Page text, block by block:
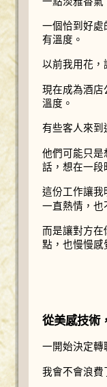
一個恰到好處
有溫度。
以前我用花，
現在成為酒店
溫度。
有些客人來到
他們可能只是
話，想在一段
這份工作讓我
一直熱情，也
而是讓對方在
點，也慢慢感
從美感技術
一開始決定轉
我會不會浪費